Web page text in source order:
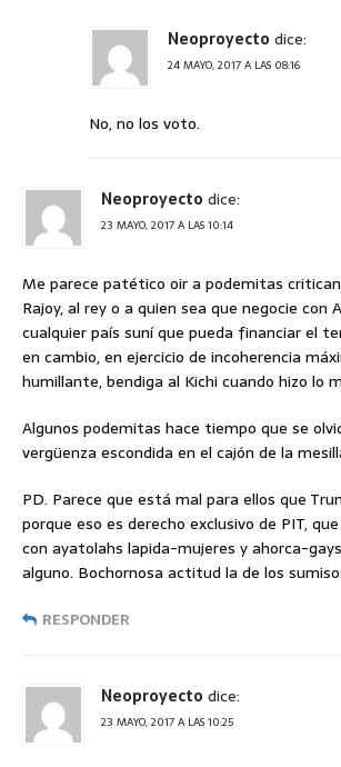
Neoproyecto dice:
24 MAYO, 2017 A LAS 08:16
No, no los voto.
Neoproyecto dice:
23 MAYO, 2017 A LAS 10:14
Me parece patético oir a podemitas
Rajoy, al rey o a quien sea que negocie con
cualquier país suní que pueda financiar el
en cambio, en ejercicio de incoherencia
humillante, bendiga al Kichi cuando hizo lo
Algunos podemitas hace tiempo que se
vergüenza escondida en el cajón de la
PD. Parece que está mal para ellos que
porque eso es derecho exclusivo de PIT,
con ayatolahs lapida-mujeres y ahorca-
alguno. Bochornosa actitud la de los
RESPONDER
Neoproyecto dice:
23 MAYO, 2017 A LAS 10:25